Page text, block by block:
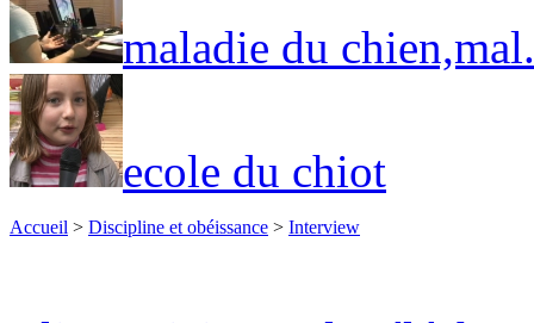
maladie du
ecole du chiot
Accueil > Discipline et obéissance > Interview